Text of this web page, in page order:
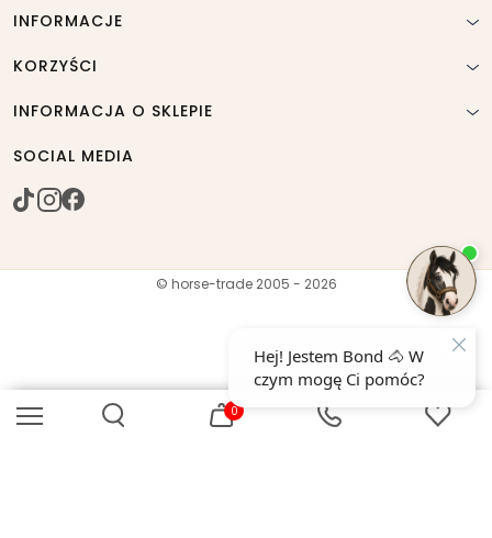
0
INFORMACJE
KORZYŚCI
INFORMACJA O SKLEPIE
SOCIAL MEDIA
© horse-trade 2005 - 2026